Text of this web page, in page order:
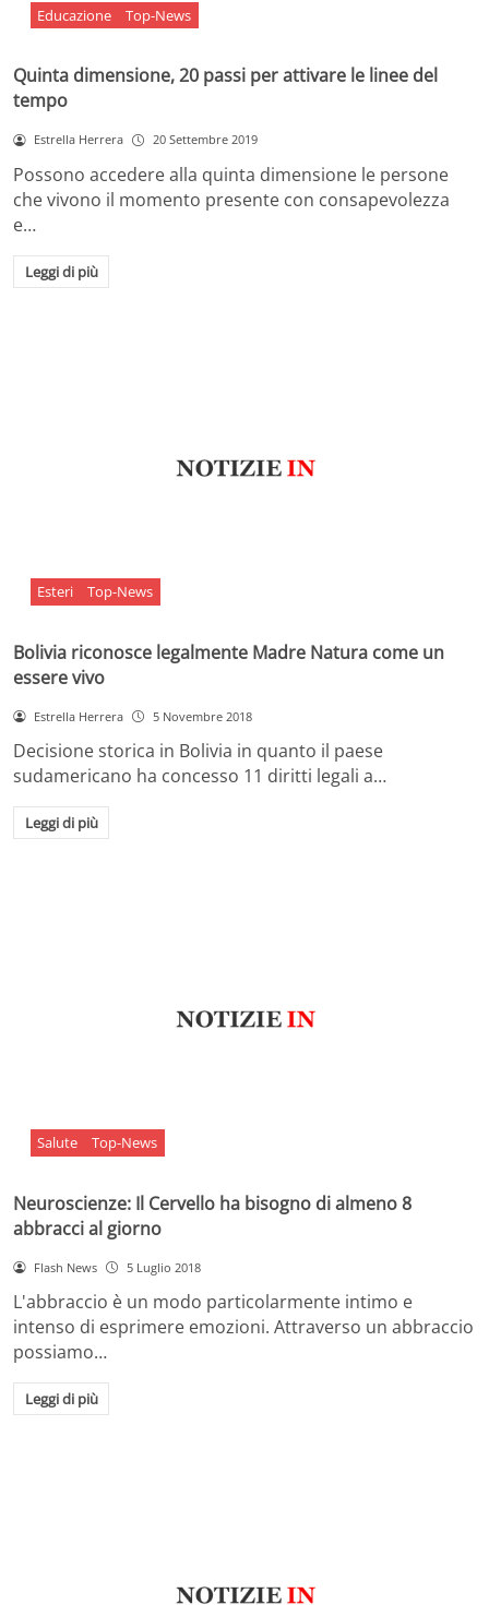
Educazione Top-News
Quinta dimensione, 20 passi per attivare le linee del
tempo
Estrella Herrera 20 Settembre 2019
Possono accedere alla quinta dimensione le persone
che vivono il momento presente con consapevolezza
e…
Leggi di più
Esteri Top-News
Bolivia riconosce legalmente Madre Natura come un
essere vivo
Estrella Herrera 5 Novembre 2018
Decisione storica in Bolivia in quanto il paese
sudamericano ha concesso 11 diritti legali a…
Leggi di più
Salute Top-News
Neuroscienze: Il Cervello ha bisogno di almeno 8
abbracci al giorno
Flash News 5 Luglio 2018
L'abbraccio è un modo particolarmente intimo e
intenso di esprimere emozioni. Attraverso un abbraccio
possiamo…
Leggi di più